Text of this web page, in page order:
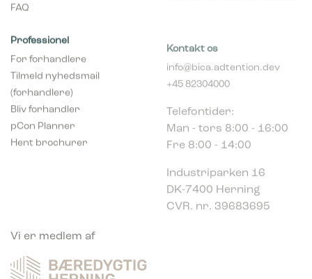
FAQ
Professionel
For forhandlere
Tilmeld nyhedsmail
(forhandlere)
Bliv forhandler
pCon Planner
Hent brochurer
+45 82304000
DK-7400 Herning
CVR. nr. 39683695
Vi er medlem af